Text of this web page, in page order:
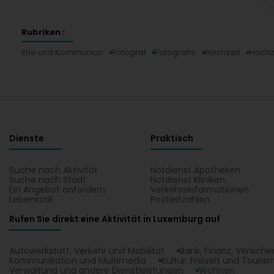
Rubriken :
Ehe und Kommunion
Fotograf Fotografie Hochzeit
Dienste
Suche nach Aktivität
Suche nach Stadt
Ein Angebot anfordern
Lebensstill
Praktisch
Notdienst Apotheken
Notdienst Kliniken
Verkehrsinformationen
Postleitzahlen
Rufen Sie direkt eine Aktivität in Luxemburg auf
Autowerkstatt, Verkehr und Mobilität
Bank, Finanz,
Kommunikation und Multimedia
Kultur, Freizeit und
Verwaltung und andere Dienstleistungen
Wohnen